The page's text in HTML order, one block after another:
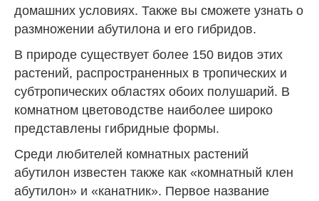
домашних условиях. Также вы сможете узнать о
размножении абутилона и его гибридов.
В природе существует более 150 видов этих
растений, распространенных в тропических и
субтропических областях обоих полушарий. В
комнатном цветоводстве наиболее широко
представлены гибридные формы.
Среди любителей комнатных растений
абутилон известен также как «комнатный клен
абутилон» и «канатник». Первое название